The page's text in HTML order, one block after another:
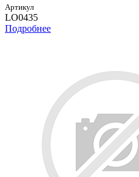
Артикул
LO0435
Подробнее